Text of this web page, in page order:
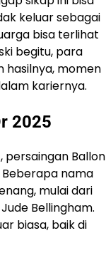
keluar sebagai
bisa terlihat
begitu, para
hasilnya, momen
kariernya.
2025
persaingan Ballon
Beberapa nama
mulai dari
Bellingham.
biasa, baik di